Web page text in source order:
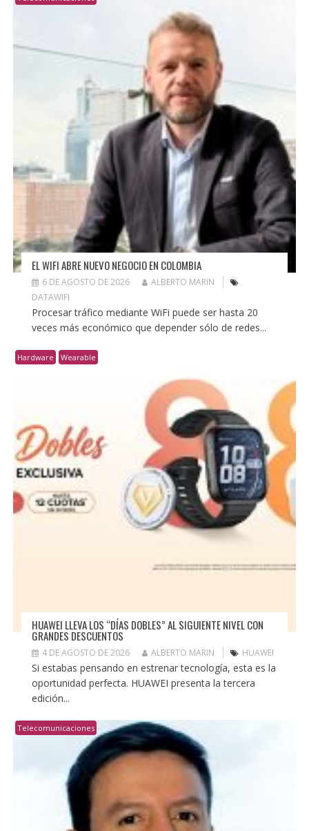
EL WIFI ABRE NUEVO NEGOCIO EN COLOMBIA
6 DE AGOSTO DE 2026
ALBERTO MARIN
DATAWIFI
Procesar tráfico mediante WiFi puede ser hasta 20
veces más económico que depender sólo de redes...
Hardware Wearable
HUAWEI LLEVA LOS “DÍAS DOBLES” AL SIGUIENTE NIVEL CON
GRANDES DESCUENTOS
4 DE AGOSTO DE 2026 ALBERTO MARIN HUAWEI
Si estabas pensando en estrenar tecnología, esta es la
oportunidad perfecta. HUAWEI presenta la tercera
edición...
Telecomunicaciones